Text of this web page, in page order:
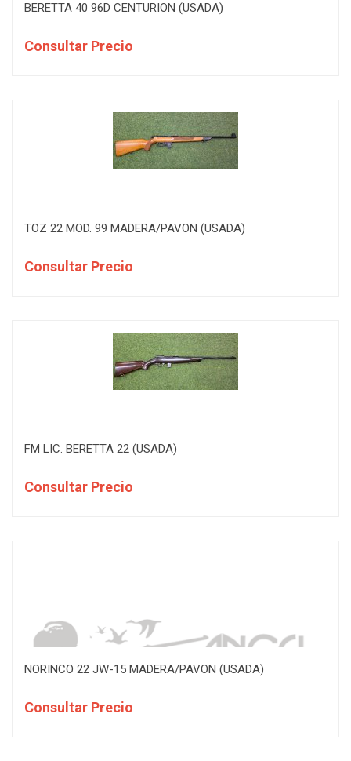
BERETTA 40 96D CENTURION (USADA)
Consultar Precio
TOZ 22 MOD. 99 MADERA/PAVON (USADA)
Consultar Precio
FM LIC. BERETTA 22 (USADA)
Consultar Precio
NORINCO 22 JW-15 MADERA/PAVON (USADA)
Consultar Precio